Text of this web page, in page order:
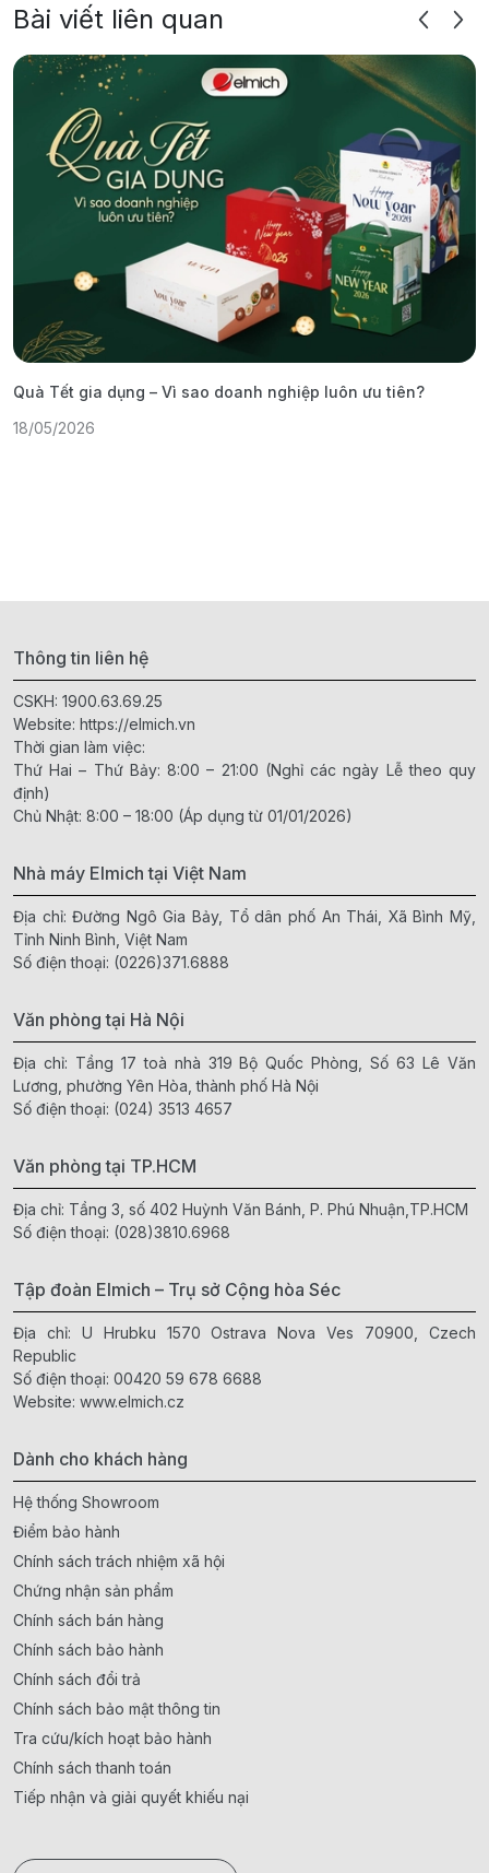
Bài viết liên quan
Quà Tết gia dụng – Vì sao doanh nghiệp luôn ưu tiên?
18/05/2026
Thông tin liên hệ
CSKH: 1900.63.69.25
Website: https://elmich.vn
Thời gian làm việc:
Thứ Hai – Thứ Bảy: 8:00 – 21:00 (Nghỉ các ngày Lễ theo quy
định)
Chủ Nhật: 8:00 – 18:00 (Áp dụng từ 01/01/2026)
Nhà máy Elmich tại Việt Nam
Địa chỉ: Đường Ngô Gia Bảy, Tổ dân phố An Thái, Xã Bình Mỹ,
Tỉnh Ninh Bình, Việt Nam
Số điện thoại: (0226)371.6888
Văn phòng tại Hà Nội
Địa chỉ: Tầng 17 toà nhà 319 Bộ Quốc Phòng, Số 63 Lê Văn
Lương, phường Yên Hòa, thành phố Hà Nội
Số điện thoại: (024) 3513 4657
Văn phòng tại TP.HCM
Địa chỉ: Tầng 3, số 402 Huỳnh Văn Bánh, P. Phú Nhuận,TP.HCM
Số điện thoại: (028)3810.6968
Tập đoàn Elmich – Trụ sở Cộng hòa Séc
Địa chỉ: U Hrubku 1570 Ostrava Nova Ves 70900, Czech
Republic
Số điện thoại: 00420 59 678 6688
Website: www.elmich.cz
Dành cho khách hàng
Hệ thống Showroom
Điểm bảo hành
Chính sách trách nhiệm xã hội
Chứng nhận sản phẩm
Chính sách bán hàng
Chính sách bảo hành
Chính sách đổi trả
Chính sách bảo mật thông tin
Tra cứu/kích hoạt bảo hành
Chính sách thanh toán
Tiếp nhận và giải quyết khiếu nại